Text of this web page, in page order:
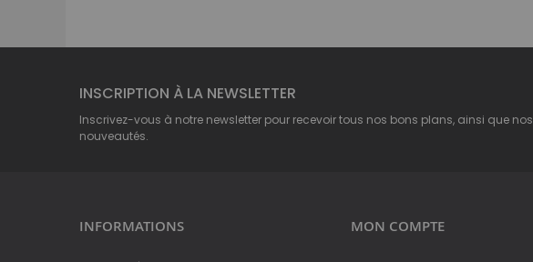
INSCRIPTION À LA NEWSLETTER
Inscrivez-vous à notre newsletter pour recevoir tous nos bons plans, ainsi que nos
nouveautés.
INFORMATIONS MON COMPTE